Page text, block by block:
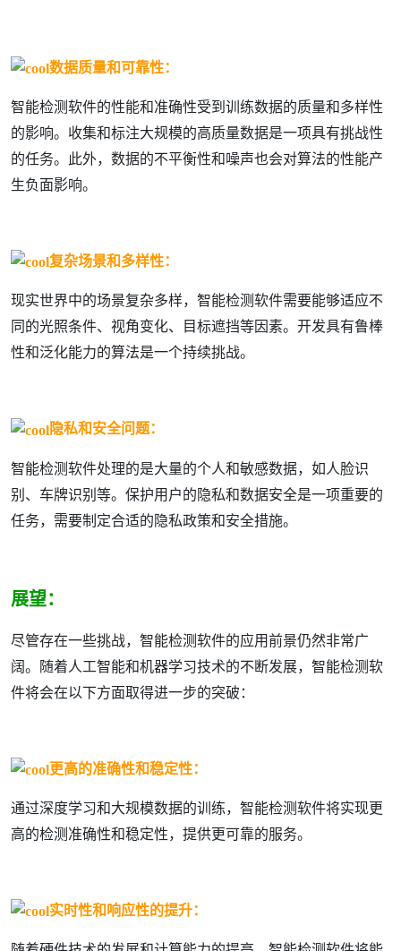
数据质量和可靠性：
智能检测软件的性能和准确性受到训练数据的质量和多样性
的影响。收集和标注大规模的高质量数据是一项具有挑战性
的任务。此外，数据的不平衡性和噪声也会对算法的性能产
生负面影响。
复杂场景和多样性：
现实世界中的场景复杂多样，智能检测软件需要能够适应不
同的光照条件、视角变化、目标遮挡等因素。开发具有鲁棒
性和泛化能力的算法是一个持续挑战。
隐私和安全问题：
智能检测软件处理的是大量的个人和敏感数据，如人脸识
别、车牌识别等。保护用户的隐私和数据安全是一项重要的
任务，需要制定合适的隐私政策和安全措施。
展望：
尽管存在一些挑战，智能检测软件的应用前景仍然非常广
阔。随着人工智能和机器学习技术的不断发展，智能检测软
件将会在以下方面取得进一步的突破：
更高的准确性和稳定性：
通过深度学习和大规模数据的训练，智能检测软件将实现更
高的检测准确性和稳定性，提供更可靠的服务。
实时性和响应性的提升：